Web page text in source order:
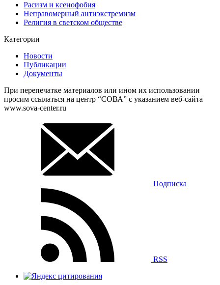
Расизм и ксенофобия
Неправомерный антиэкстремизм
Религия в светском обществе
Категории
Новости
Публикации
Документы
При перепечатке материалов или ином их использовании
просим ссылаться на центр “СОВА” с указанием веб-сайта
www.sova-center.ru
Подписка
RSS